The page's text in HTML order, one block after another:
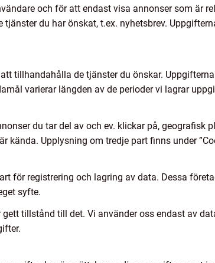
och för att endast visa annonser som är
du har önskat, t.ex. nyhetsbrev.
tillhandahålla de tjänster du önskar.
varierar längden av de perioder vi lagrar
du tar del av och ev. klickar på, geografisk
kända. Upplysning om tredje part finns under
för registrering och lagring av data. Dessa
syfte.
tillstånd till det. Vi använder oss endast av